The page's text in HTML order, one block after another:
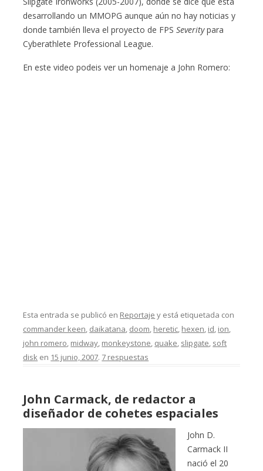
desarrollando un MMOPG aunque aún no hay noticias y
donde también lleva el proyecto de FPSSeveritypara
Cyberathlete Professional League.
En este video podeis ver un homenaje a John Romero:
Esta entrada se publicó en Reportaje y está etiquetada con
commander keen, daikatana, doom, heretic, hexen, id, ion,
john romero, midway, monkeystone, quake, slipgate, soft
disk en 15 junio, 2007. 7 respuestas
John Carmack, de redactor a
diseñador de cohetes espaciales
John D.
Carmack II
nació el 20